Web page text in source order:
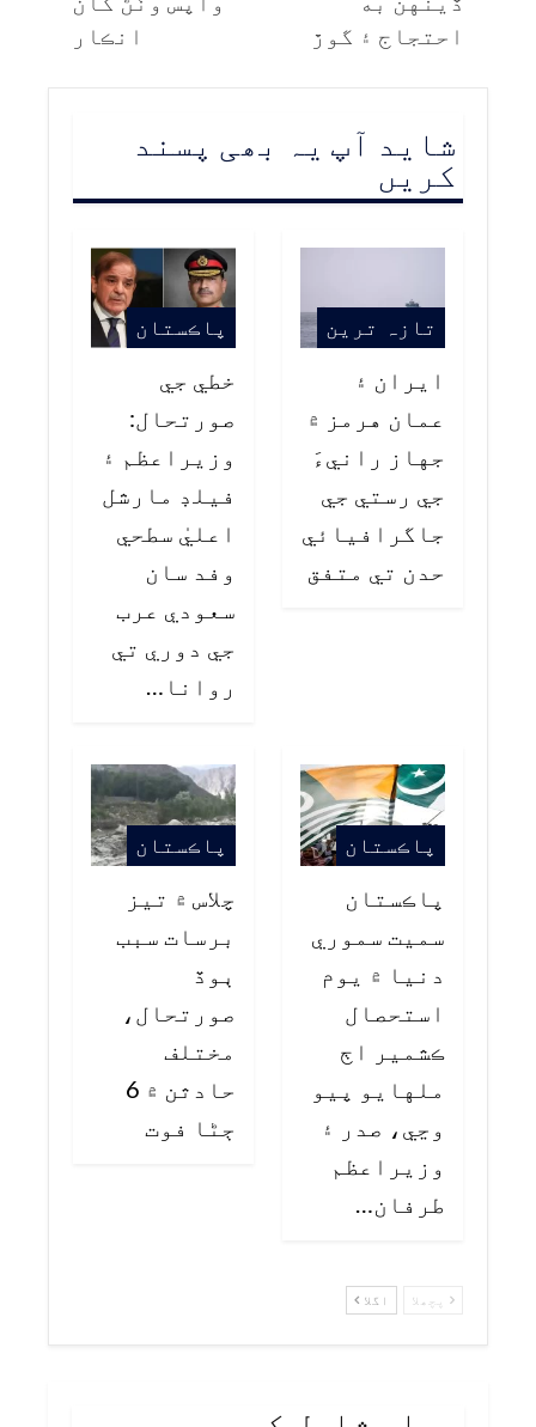
احتجاج ۽ گوڙ
انڪار
شاید آپ یہ بھی پسند
کریں
تازہ ترین
ايران ۽
عمان هرمز ۾
جهاز رانيءَ
جي رستي جي
جاگرافيائي
حدن تي متفق
پاڪستان
خطي جي
صورتحال:
وزيراعظم ۽
فيلڊ مارشل
اعليٰ سطحي
وفد سان
سعودي عرب
جي دوري تي
روانا…
پاڪستان
پاڪستان
سميت سموري
دنيا ۾ يوم
استحصال
ڪشمير اڄ
ملهايو پيو
وڃي، صدر ۽
وزيراعظم
طرفان…
پاڪستان
چلاس ۾ تيز
برسات سبب
ٻوڏ
صورتحال،
مختلف
حادثن ۾ 6
ڄڻا فوت
پچھلا اگلا